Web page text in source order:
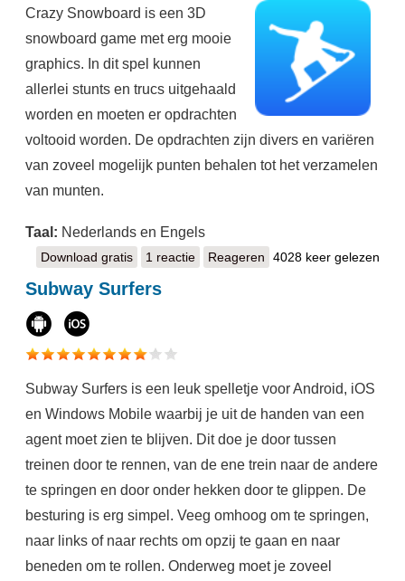
Crazy Snowboard is een 3D
snowboard game met erg mooie
graphics. In dit spel kunnen
allerlei stunts en trucs uitgehaald
worden en moeten er opdrachten
voltooid worden. De opdrachten zijn divers en variëren
van zoveel mogelijk punten behalen tot het verzamelen
van munten.
Taal: Nederlands en Engels
Download gratis Crazy Snowboard
1 reactie Reageren 4028 keer gelezen
Subway Surfers
Subway Surfers is een leuk spelletje voor Android, iOS
en Windows Mobile waarbij je uit de handen van een
agent moet zien te blijven. Dit doe je door tussen
treinen door te rennen, van de ene trein naar de andere
te springen en door onder hekken door te glippen. De
besturing is erg simpel. Veeg omhoog om te springen,
naar links of naar rechts om opzij te gaan en naar
beneden om te rollen. Onderweg moet je zoveel